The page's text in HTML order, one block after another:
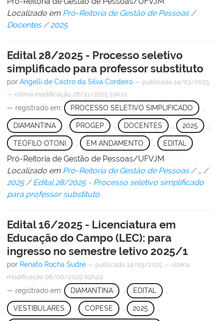
Localizado em Pró-Reitoria de Gestão de Pessoas /
Docentes /2025
Edital 28/2025 - Processo seletivo
simplificado para professor substituto
por Angelli de Castro da Silva Cordeiro — publicado 14/03/2025
— última modificação 28/11/2025 19h10
— registrado em: PROCESSO SELETIVO SIMPLIFICADO ,
DIAMANTINA PROGEP DOCENTES , 2025
TEÓFILO OTONI EM ANDAMENTO EDITAL
Pró-Reitoria de Gestão de Pessoas/UFVJM
Localizado em Pró-Reitoria de Gestão de Pessoas /… /
2025 /Edital 28/2025 - Processo seletivo simplificado
para professor substituto.
Edital 16/2025 - Licenciatura em
Educação do Campo (LEC): para
ingresso no semestre letivo 2025/1
por Renato Rocha Sudre — publicado 14/03/2025 — última
modificação 06/06/2025 09h29
— registrado em: DIAMANTINA , EDITAL ,
VESTIBULARES COPESE 2025